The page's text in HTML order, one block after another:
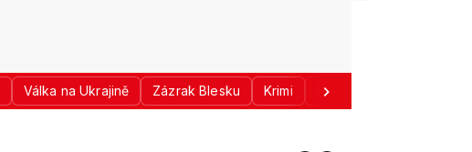
Válka na Ukrajině Zázrak Blesku Krimi Donald Trump